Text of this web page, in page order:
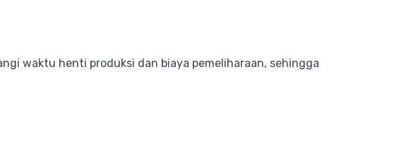
waktu henti produksi dan biaya pemeliharaan, sehingga